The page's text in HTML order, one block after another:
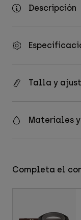
Descripción
Talla y
Materiales
Completa el